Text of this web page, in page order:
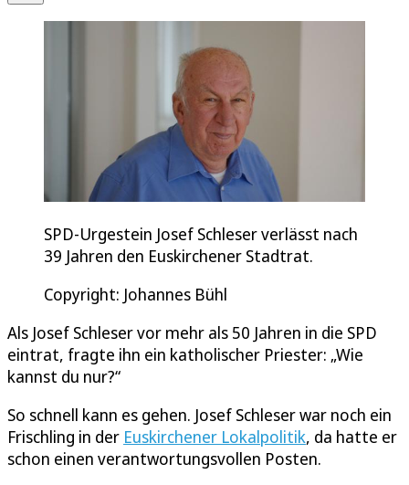
SPD-Urgestein Josef Schleser verlässt nach
39 Jahren den Euskirchener Stadtrat.
Copyright: Johannes Bühl
Als Josef Schleser vor mehr als 50 Jahren in die SPD
eintrat, fragte ihn ein katholischer Priester: „Wie
kannst du nur?“
So schnell kann es gehen. Josef Schleser war noch ein
Frischling in der Euskirchener Lokalpolitik, da hatte er
schon einen verantwortungsvollen Posten.